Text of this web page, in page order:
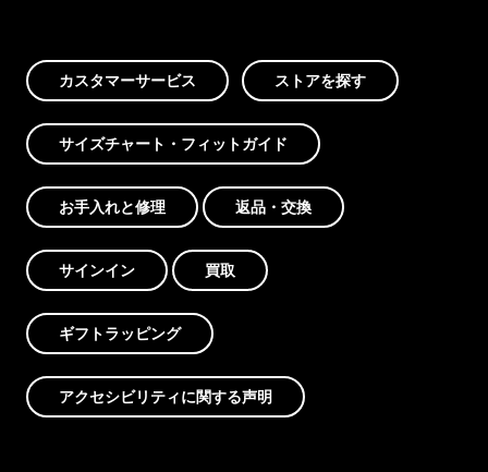
カスタマーサービス ストアを探す
サイズチャート・フィットガイド
お手入れと修理 返品・交換
サインイン 買取
ギフトラッピング
アクセシビリティに関する声明